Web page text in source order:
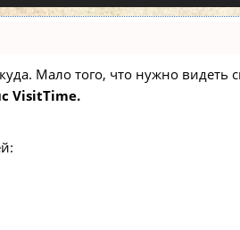
Мало того, что нужно
VisitTime.